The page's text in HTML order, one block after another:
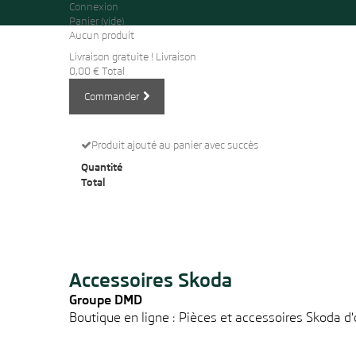
Connexion
Panier (vide)
Aucun produit
Livraison gratuite ! Livraison
0,00 € Total
Commander
Produit ajouté au panier avec succès
Quantité
Total
Accessoires Skoda
Groupe DMD
Boutique en ligne : Pièces et accessoires Skoda